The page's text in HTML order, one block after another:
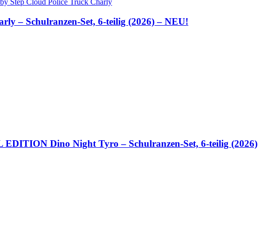
– Schulranzen-Set, 6-teilig (2026) – NEU!
EDITION Dino Night Tyro – Schulranzen-Set, 6-teilig (2026)